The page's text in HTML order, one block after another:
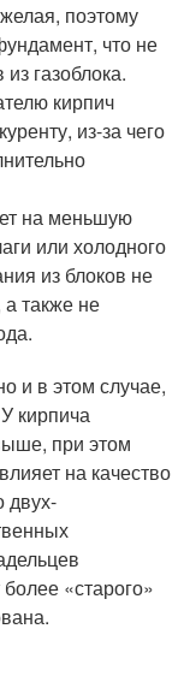
поэтому
что не
газоблока.
кирпич
из-за чего
на меньшую
или холодного
из блоков не
а также не
и в этом случае,
кирпича
при этом
на качество
двух-
«старого»